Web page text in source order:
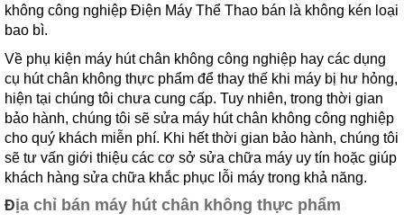
không công nghiệp Điện Máy Thể Thao bán là không kén loại
bao bì.
Về phụ kiện máy hút chân không công nghiệp hay các dụng
cụ hút chân không thực phẩm để thay thế khi máy bị hư hỏng,
hiện tại chúng tôi chưa cung cấp. Tuy nhiên, trong thời gian
bảo hành, chúng tôi sẽ sửa máy hút chân không công nghiệp
cho quý khách miễn phí. Khi hết thời gian bảo hành, chúng tôi
sẽ tư vấn giới thiệu các cơ sở sửa chữa máy uy tín hoặc giúp
khách hàng sửa chữa khắc phục lỗi máy trong khả năng.
Địa chỉ bán máy hút chân không thực phẩm